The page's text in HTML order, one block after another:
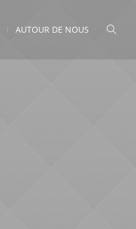
AUTOUR DE NOUS